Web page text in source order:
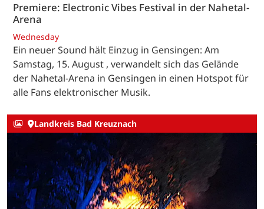
Premiere: Electronic Vibes Festival in der Nahetal-
Arena
Wednesday
Ein neuer Sound hält Einzug in Gensingen: Am
Samstag, 15. August , verwandelt sich das Gelände
der Nahetal-Arena in Gensingen in einen Hotspot für
alle Fans elektronischer Musik.
Landkreis Bad Kreuznach